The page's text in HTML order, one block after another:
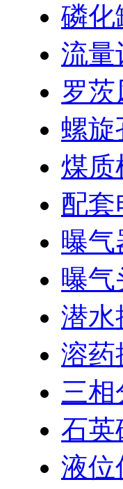
磷化
流量
罗茨
螺旋
煤质
配套
曝气
曝气
潜水
溶药
三相
石英
液位